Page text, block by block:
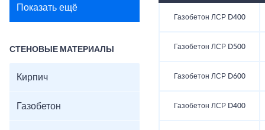
Показать ещё
СТЕНОВЫЕ МАТЕРИАЛЫ
Кирпич
Газобетон
Газобетон ЛСР D400
Газобетон ЛСР D500
Газобетон ЛСР D600
Газобетон ЛСР D400